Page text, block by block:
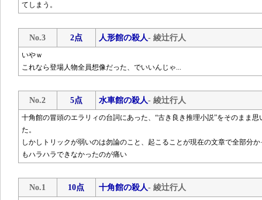
てしまう。
No.3 2点 人形館の殺人- 綾辻行人
いやｗ
これなら登場人物全員想像だった、でいいんじゃ...
No.2 5点 水車館の殺人- 綾辻行人
十角館の冒頭のエラリィの台詞にあった、“古き良き推理小説”をそのまま
た。
しかしトリックが弱いのは勿論のこと、起こることが現在の文章で全部分
もハラハラできなかったのが痛い
No.1 10点 十角館の殺人- 綾辻行人